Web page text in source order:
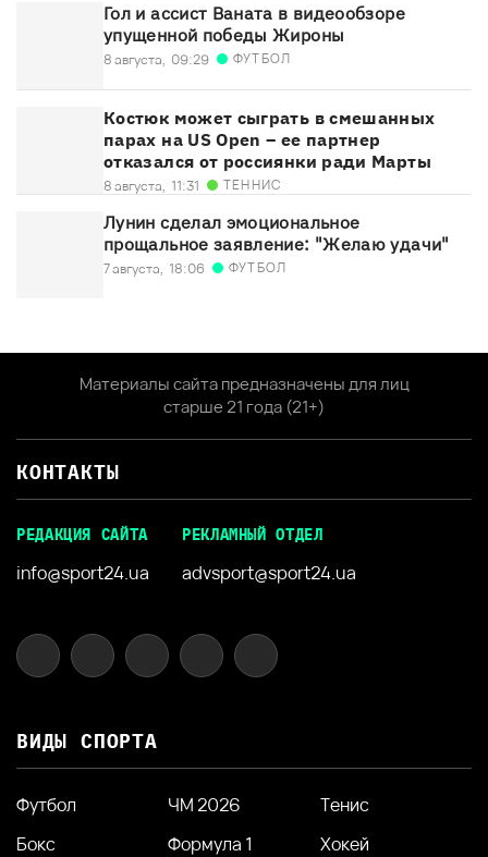
Гол и ассист Ваната в видеообзоре
упущенной победы Жироны
8 августа, 09:29 ФУТБОЛ
Костюк может сыграть в смешанных
парах на US Open – ее партнер
отказался от россиянки ради Марты
8 августа, 11:31 ТЕННИС
Лунин сделал эмоциональное
прощальное заявление: "Желаю удачи"
7 августа, 18:06 ФУТБОЛ
Материалы сайта предназначены для лиц
старше 21 года (21+)
КОНТАКТЫ
РЕДАКЦИЯ САЙТА
info@sport24.ua
РЕКЛАМНЫЙ ОТДЕЛ
advsport@sport24.ua
ВИДЫ СПОРТА
Футбол ЧМ 2026
Тенис
Бокс
Формула 1
Хокей